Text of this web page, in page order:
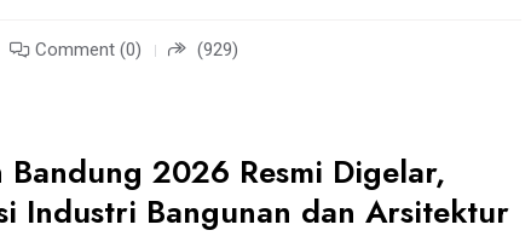
Comment (0) (929)
Bandung 2026 Resmi Digelar,
Industri Bangunan dan Arsitektur